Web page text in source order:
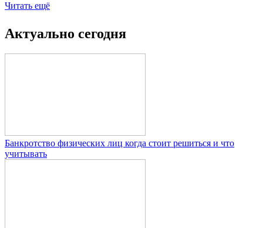
Читать ещё
Актуально сегодня
Банкротство физических лиц когда стоит решиться и что
учитывать